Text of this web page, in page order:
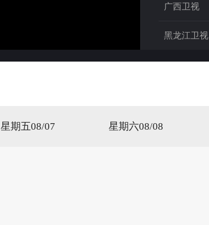
广西卫视
黑龙江卫视
海南卫视
星期五08/07 星期六08/08